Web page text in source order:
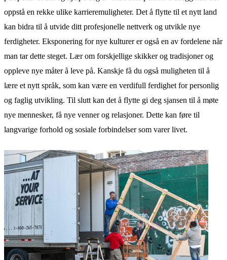
oppstå en rekke ulike karrieremuligheter. Det å flytte til et nytt land
kan bidra til å utvide ditt profesjonelle nettverk og utvikle nye
ferdigheter. Eksponering for nye kulturer er også en av fordelene når
man tar dette steget. Lær om forskjellige skikker og tradisjoner og
oppleve nye måter å leve på. Kanskje få du også muligheten til å
lære et nytt språk, som kan være en verdifull ferdighet for personlig
og faglig utvikling. Til slutt kan det å flytte gi deg sjansen til å møte
nye mennesker, få nye venner og relasjoner. Dette kan føre til
langvarige forhold og sosiale forbindelser som varer livet.